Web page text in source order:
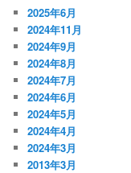
2025年6月
2024年11月
2024年9月
2024年8月
2024年7月
2024年6月
2024年5月
2024年4月
2024年3月
2013年3月